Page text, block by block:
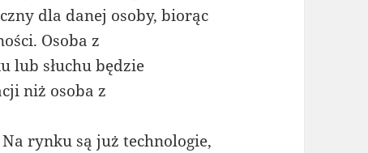
dla danej osoby, biorąc
Osoba z
lub słuchu będzie
niż osoba z
rynku są już technologie,